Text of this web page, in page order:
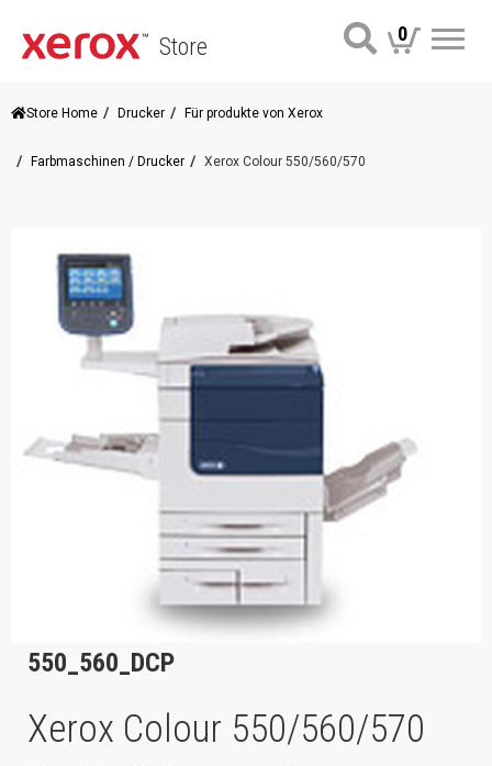
Store 0
Store Home Drucker Für produkte von Xerox
Farbmaschinen / Drucker Xerox Colour 550/560/570
550_560_DCP
Xerox Colour 550/560/570